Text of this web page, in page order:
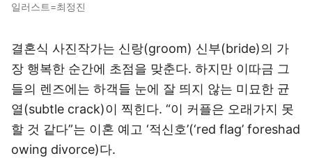
일러스트=최정진
결혼식 사진작가는 신랑(groom) 신부(bride)의 가
장 행복한 순간에 초점을 맞춘다. 하지만 이따금 그
들의 렌즈에는 하객들 눈에 잘 띄지 않는 미묘한 균
열(subtle crack)이 찍힌다. “이 커플은 오래가지 못
할 것 같다”는 이혼 예고 ‘적신호’(‘red flag’ foreshad
owing divorce)다.